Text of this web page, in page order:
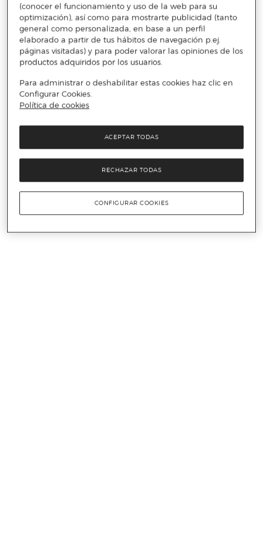
(conocer el funcionamiento y uso de la web para su
optimización), así como para mostrarte publicidad (tanto
general como personalizada, en base a un perfil
elaborado a partir de tus hábitos de navegación p.ej.
páginas visitadas) y para poder valorar las opiniones de los
productos adquiridos por los usuarios.
Para administrar o deshabilitar estas cookies haz clic en
Configurar Cookies.
Política de cookies
RECHAZAR TODAS
ACEPTAR TODAS
CONFIGURAR COOKIES